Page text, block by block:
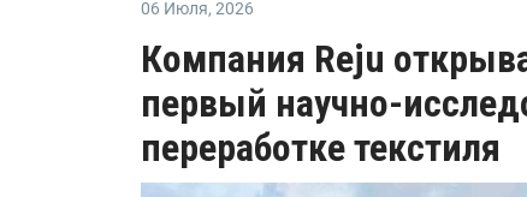
06 Июля, 2026
Компания Reju
первый научно-
переработке текстиля